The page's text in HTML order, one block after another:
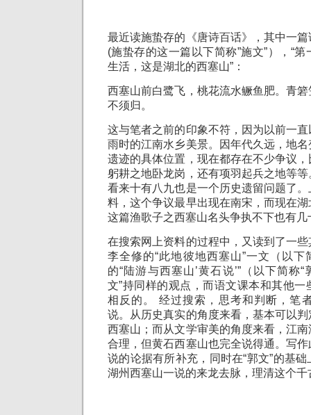
最近读施蛰存的《唐诗百话》，其中一
(施蛰存的这一篇以下简称”施文”），“
生活，这是湖北的西塞山”：
西塞山前白鹭飞，桃花流水鳜鱼肥。青
不须归。
这与笔者之前的印象不符，因为以前一
雨时的江南水乡美景。因年代久远，地
遗迹的具体位置，现在都存在不少争议
躬耕之地卧龙岗，还有项羽起兵之地等
看来十有八九也是一个历史遗留问题了
料，这个争议最早出现在南宋，而现在
这篇渔歌子之西塞山名头争执不下也有几
在搜索网上资料的过程中，又读到了一
李全修的“此地彼地西塞山”一文（以下
的“陆游与西塞山’黄石说’”（以下简称
文”持同样的观点，而语文课本和其他
相反的。 经过搜索，思考和判断，笔
说。从历史真实的角度来看，基本可以
西塞山；而从文学审美的角度来看，江
合理，但黄石西塞山也完全说得通。写
说的论据有所补充，同时在“郭文”的基
湖州西塞山一说的来龙去脉，理清这个千